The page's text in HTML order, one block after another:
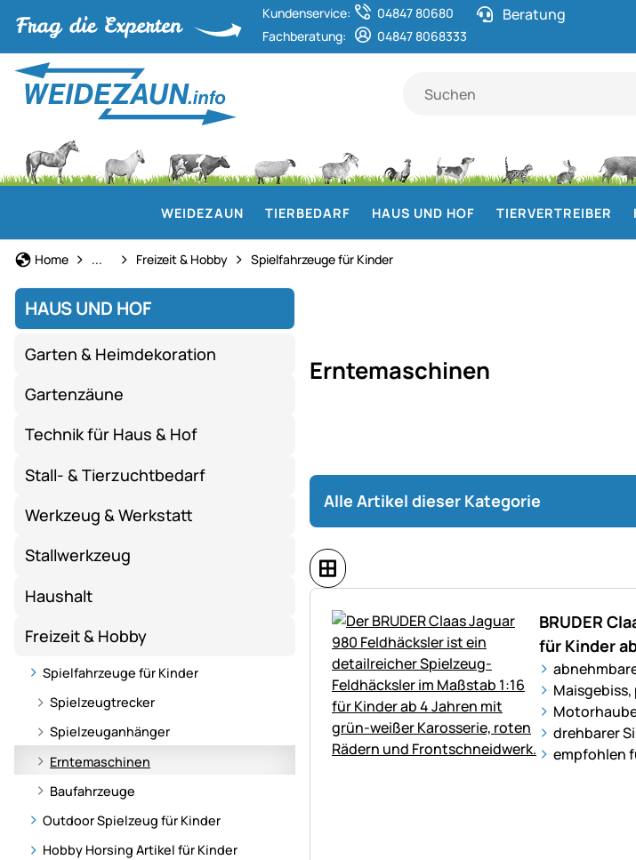
Kundenservice:
04847 80680
Fachberatung:
04847 8068333
Beratung
WEIDEZAUN TIERBEDARF HAUS UND HOF TIERVERTREIBER
Home Haus und Hof
... Freizeit & Hobby Spielfahrzeuge für Kinder
HAUS UND HOF
Garten & Heimdekoration
Gartenzäune
Technik für Haus & Hof
Stall- & Tierzuchtbedarf
Werkzeug & Werkstatt
Stallwerkzeug
Haushalt
Freizeit & Hobby
Spielfahrzeuge für Kinder
Spielzeugtrecker
Spielzeuganhänger
Erntemaschinen
Baufahrzeuge
Outdoor Spielzeug für Kinder
Hobby Horsing Artikel für Kinder
Erntemaschinen
Alle Artikel dieser Kategorie
BRUDER
für Kinder
drehbarer
empfohlen